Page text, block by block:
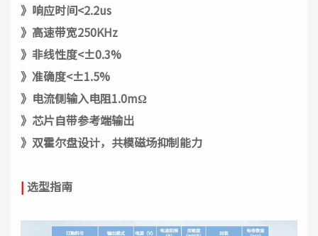
》响应时间<2.2us
》高速带宽250KHz
》非线性度<±0.3%
》准确度<±1.5%
》电流侧输入电阻1.0mΩ
》芯片自带参考端输出
》双霍尔盘设计，共模磁场抑制能力
| 选型指南